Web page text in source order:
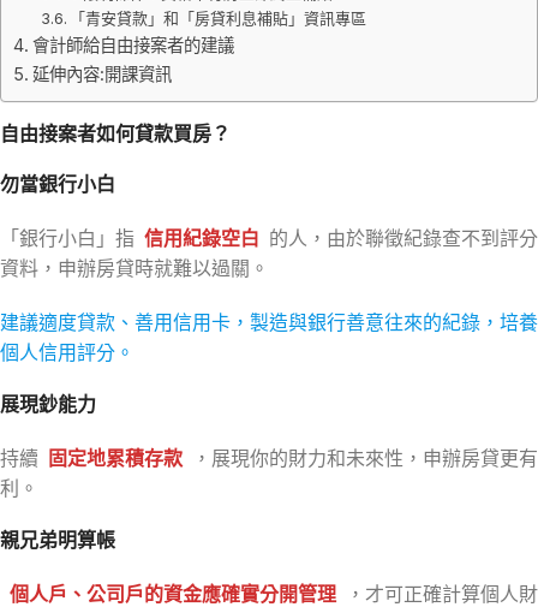
「青安貸款」和「房貸利息補貼」資訊專區
會計師給自由接案者的建議
延伸內容:開課資訊
自由接案者如何貸款買房？
勿當銀行小白
「銀行小白」指 信用紀錄空白 的人，由於聯徵紀錄查不到評分
資料，申辦房貸時就難以過關。
建議適度貸款、善用信用卡，製造與銀行善意往來的紀錄，培養
個人信用評分。
展現鈔能力
持續 固定地累積存款
，展現你的財力和未來性，申辦房貸更有
利。
親兄弟明算帳
個人戶、公司戶的資金應確實分開管理
，才可正確計算個人財